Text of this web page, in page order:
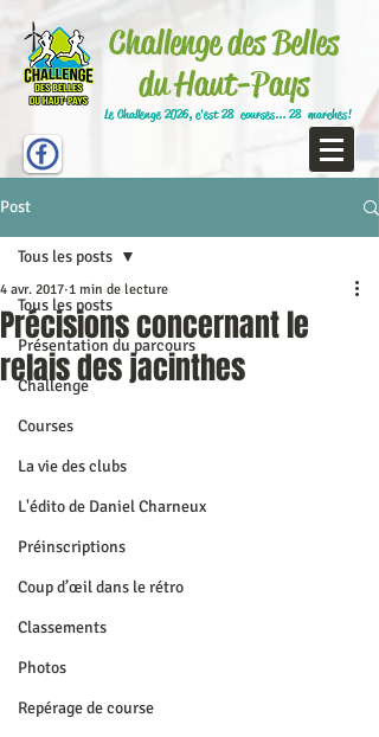
Challenge des Belles
du Haut-Pays
Le Challenge 2026, c'est 28 courses... 28 marches!
Post
Tous les posts
Présentation du parcours
Challenge
Courses
La vie des clubs
L'édito de Daniel Charneux
Préinscriptions
Coup d’œil dans le rétro
Classements
Photos
Repérage de course
Tous les posts
Précisions concernant le
relais des jacinthes
4 avr. 2017 1 min de lecture